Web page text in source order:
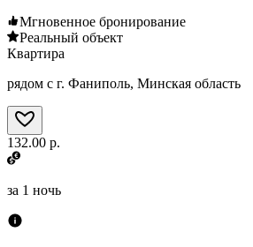
Мгновенное бронирование
Реальный объект
Квартира
рядом с г. Фаниполь, Минская область
132.00 р.
за 1 ночь